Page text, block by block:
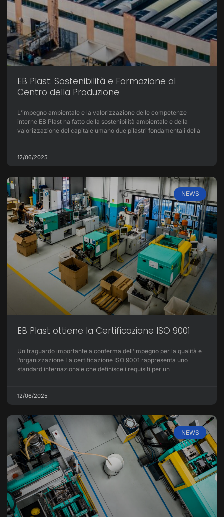
EB Plast: Sostenibilità e Formazione al
Centro della Produzione
L’impegno ambientale e la valorizzazione delle competenze
interne EB Plast ha fatto della sostenibilità ambientale e della
valorizzazione del capitale umano due pilastri fondamentali della
12/06/2025
NEWS
EB Plast ottiene la Certificazione ISO 9001
Un traguardo importante a conferma dell’impegno per la qualità e
l’organizzazione La certificazione ISO 9001 rappresenta uno
standard internazionale che definisce i requisiti per un
12/06/2025
NEWS